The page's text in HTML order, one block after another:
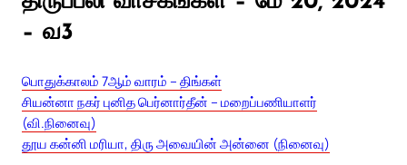
– வ3
பொதுக்காலம் 7ஆம் வாரம் – திங்கள்
சியன்னா நகர் புனித பெர்னார்தீன் – மறைப்பணியாளர்
(வி.நினைவு)
தூய கன்னி மரியா, திரு அவையின் அன்னை (நினைவு)